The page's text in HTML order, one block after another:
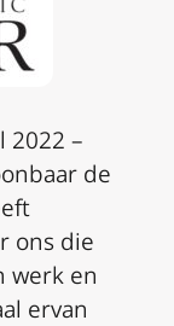
2022 –
de
ons die
werk en
ervan